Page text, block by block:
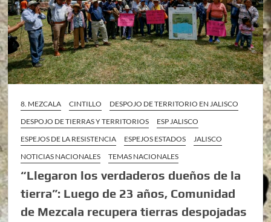
8. MEZCALA CINTILLO
DESPOJO DE TERRITORIO EN JALISCO
DESPOJO DE TIERRAS Y TERRITORIOS
ESP JALISCO
ESPEJOS DE LA RESISTENCIA
ESPEJOS ESTADOS
JALISCO
NOTICIAS NACIONALES
TEMAS NACIONALES
“Llegaron los verdaderos dueños de la
tierra”: Luego de 23 años, Comunidad
de Mezcala recupera tierras despojadas